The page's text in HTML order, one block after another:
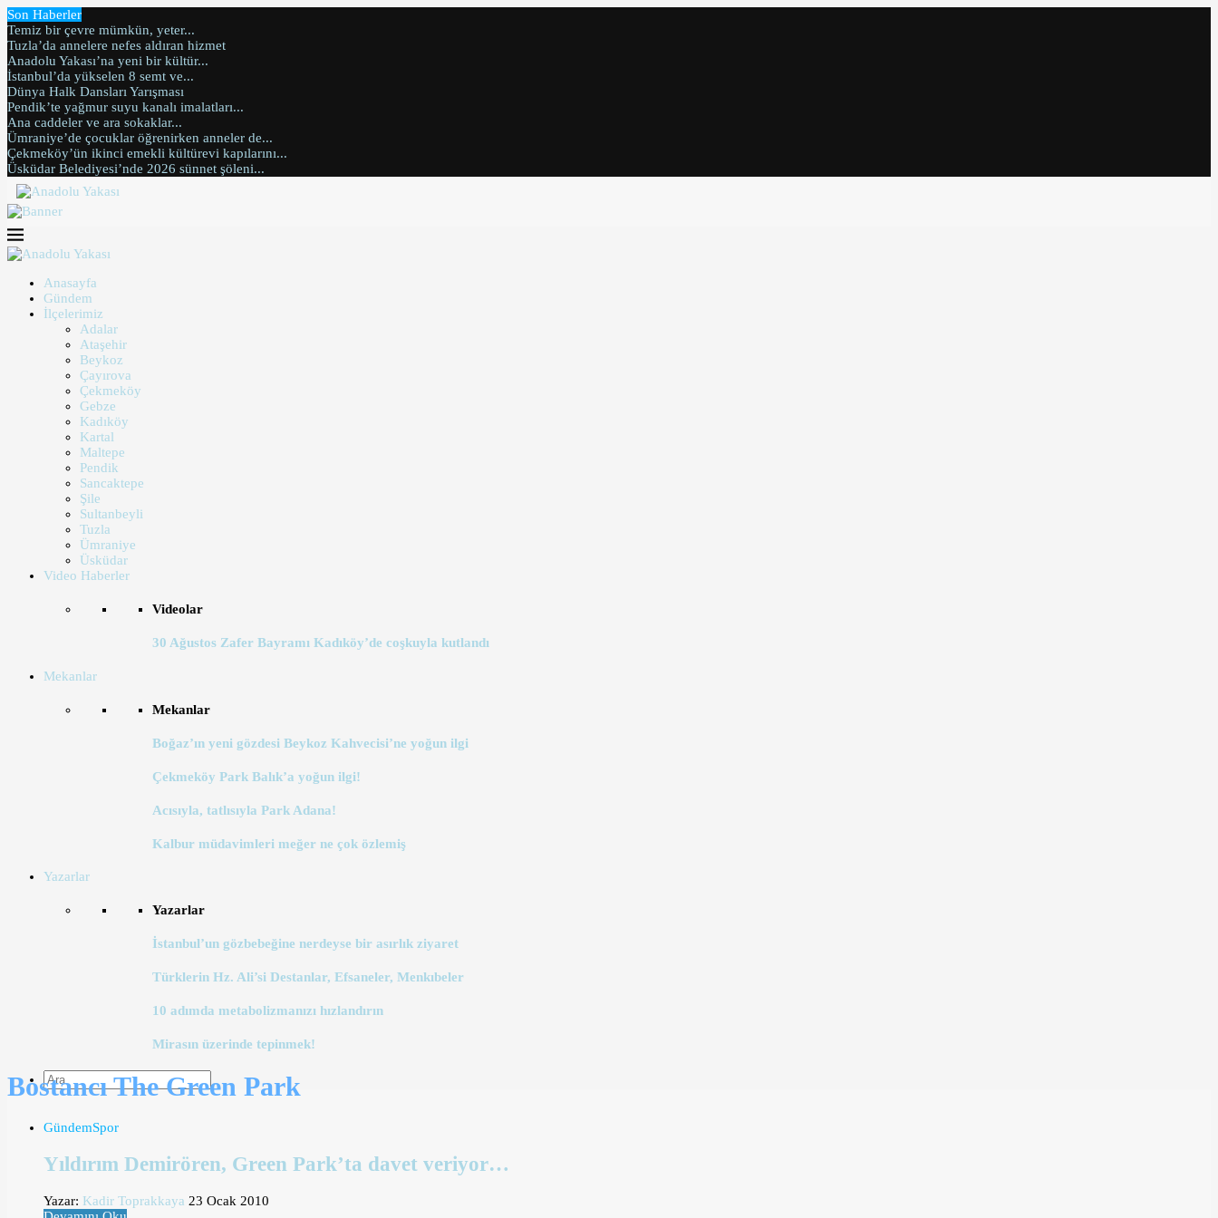
Son Haberler
Temiz bir çevre mümkün, yeter...
Tuzla’da annelere nefes aldıran hizmet
Anadolu Yakası’na yeni bir kültür...
İstanbul’da yükselen 8 semt ve...
Dünya Halk Dansları Yarışması
Pendik’te yağmur suyu kanalı imalatları...
Ana caddeler ve ara sokaklar...
Ümraniye’de çocuklar öğrenirken anneler de...
Çekmeköy’ün ikinci emekli kültürevi kapılarını...
Üsküdar Belediyesi’nde 2026 sünnet şöleni...
Anasayfa
Gündem
İlçelerimiz
Adalar
Ataşehir
Beykoz
Çayırova
Çekmeköy
Gebze
Kadıköy
Kartal
Maltepe
Pendik
Sancaktepe
Şile
Sultanbeyli
Tuzla
Ümraniye
Üsküdar
Video Haberler
Videolar
30 Ağustos Zafer Bayramı Kadıköy’de coşkuyla kutlandı
Mekanlar
Mekanlar
Boğaz’ın yeni gözdesi Beykoz Kahvecisi’ne yoğun ilgi
Çekmeköy Park Balık’a yoğun ilgi!
Acısıyla, tatlısıyla Park Adana!
Kalbur müdavimleri meğer ne çok özlemiş
Yazarlar
Yazarlar
İstanbul’un gözbebeğine nerdeyse bir asırlık ziyaret
Türklerin Hz. Ali’si Destanlar, Efsaneler, Menkıbeler
10 adımda metabolizmanızı hızlandırın
Mirasın üzerinde tepinmek!
Bostancı The Green Park
GündemSpor
Yıldırım Demirören, Green Park’ta davet veriyor…
Yazar: Kadir Toprakkaya 23 Ocak 2010